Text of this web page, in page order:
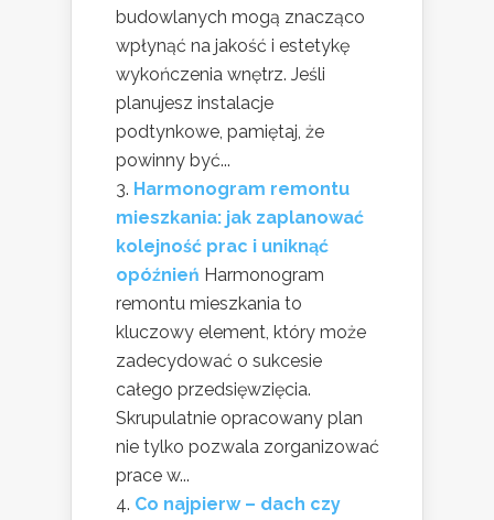
budowlanych mogą znacząco
wpłynąć na jakość i estetykę
wykończenia wnętrz. Jeśli
planujesz instalacje
podtynkowe, pamiętaj, że
powinny być...
Harmonogram remontu
mieszkania: jak zaplanować
kolejność prac i uniknąć
opóźnień Harmonogram
remontu mieszkania to
kluczowy element, który może
zadecydować o sukcesie
całego przedsięwzięcia.
Skrupulatnie opracowany plan
nie tylko pozwala zorganizować
prace w...
Co najpierw – dach czy